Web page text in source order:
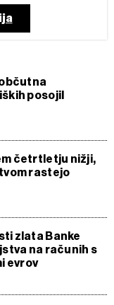
posojil
četrtletju nižji,
rastejo
zlata Banke
na računih s
evrov